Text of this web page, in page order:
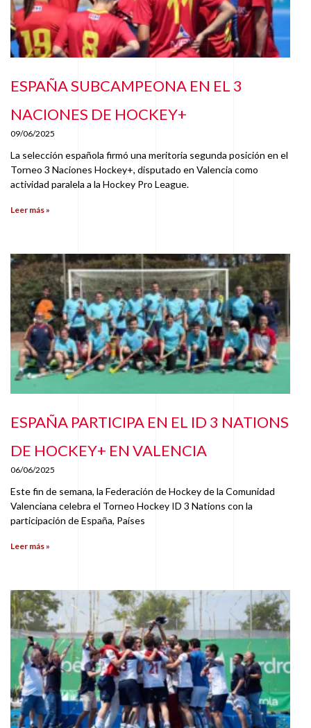
ESPAÑA SUBCAMPEONA EN EL 3
NACIONES DE HOCKEY+
09/06/2025
La selección española firmó una meritoria segunda posición en el
Torneo 3 Naciones Hockey+, disputado en Valencia como
actividad paralela a la Hockey Pro League.
Leer más »
ESPAÑA PARTICIPA EN EL ID 3 NATIONS
DE HOCKEY+ EN VALENCIA
06/06/2025
Este fin de semana, la Federación de Hockey de la Comunidad
Valenciana celebra el Torneo Hockey ID 3 Nations con la
participación de España, Países
Leer más »